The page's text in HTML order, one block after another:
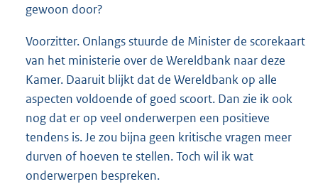
gewoon door?
Voorzitter. Onlangs stuurde de Minister de scorekaart
van het ministerie over de Wereldbank naar deze
Kamer. Daaruit blijkt dat de Wereldbank op alle
aspecten voldoende of goed scoort. Dan zie ik ook
nog dat er op veel onderwerpen een positieve
tendens is. Je zou bijna geen kritische vragen meer
durven of hoeven te stellen. Toch wil ik wat
onderwerpen bespreken.